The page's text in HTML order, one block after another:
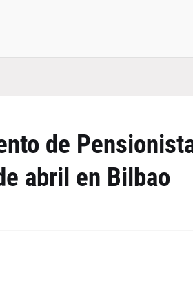
de
abril en Bilbao